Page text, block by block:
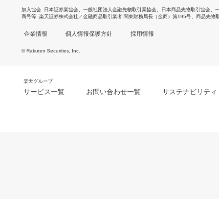
加入協会 日本証券業協会、 一般社団法人金融先物取引業協会、 日本商品先物取引協会、
商号等 楽天証券株式会社／金融商品取引業者 関東財務局長（金商）第195号、商品先物
企業情報 個人情報保護方針 採用情報
© Rakuten Securities, Inc.
楽天グループ
サービス一覧 お問い合わせ一覧 サステナビリティ